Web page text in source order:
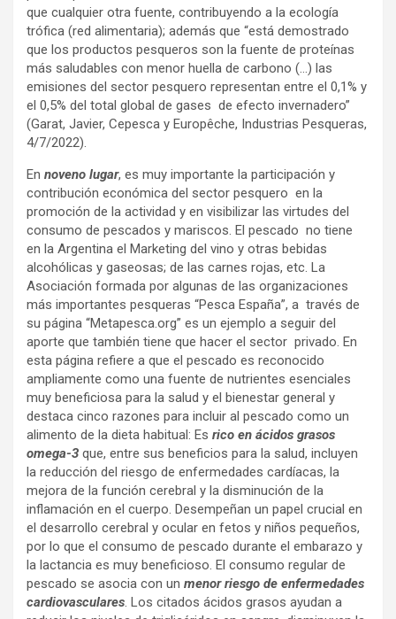
que cualquier otra fuente, contribuyendo a la ecología
trófica (red alimentaria); además que “está demostrado
que los productos pesqueros son la fuente de proteínas
más saludables con menor huella de carbono (…) las
emisiones del sector pesquero representan entre el 0,1% y
el 0,5% del total global de gases de efecto invernadero”
(Garat, Javier, Cepesca y Europêche, Industrias Pesqueras,
4/7/2022).
En noveno lugar, es muy importante la participación y
contribución económica del sector pesquero en la
promoción de la actividad y en visibilizar las virtudes del
consumo de pescados y mariscos. El pescado no tiene
en la Argentina el Marketing del vino y otras bebidas
alcohólicas y gaseosas; de las carnes rojas, etc. La
Asociación formada por algunas de las organizaciones
más importantes pesqueras “Pesca España”, a través de
su página “Metapesca.org” es un ejemplo a seguir del
aporte que también tiene que hacer el sector privado. En
esta página refiere a que el pescado es reconocido
ampliamente como una fuente de nutrientes esenciales
muy beneficiosa para la salud y el bienestar general y
destaca cinco razones para incluir al pescado como un
alimento de la dieta habitual: Es rico en ácidos grasos
omega-3 que, entre sus beneficios para la salud, incluyen
la reducción del riesgo de enfermedades cardíacas, la
mejora de la función cerebral y la disminución de la
inflamación en el cuerpo. Desempeñan un papel crucial en
el desarrollo cerebral y ocular en fetos y niños pequeños,
por lo que el consumo de pescado durante el embarazo y
la lactancia es muy beneficioso. El consumo regular de
pescado se asocia con un menor riesgo de enfermedades
cardiovasculares. Los citados ácidos grasos ayudan a